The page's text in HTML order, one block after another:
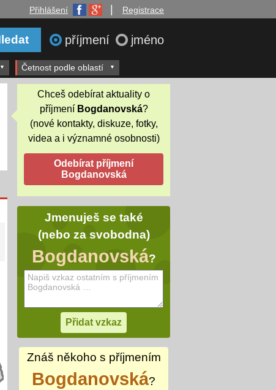
Přihlášení Registrace
příjmení jméno
Četnost podle oblastí
Chceš odebírat aktuality o
příjmení Bogdanovská?
(nové kontakty, diskuze, fotky,
videa a i významné osobnosti)
Jmenuješ se také
(nebo za svobodna)
Bogdanovská?
Znáš někoho s příjmením
Bogdanovská?